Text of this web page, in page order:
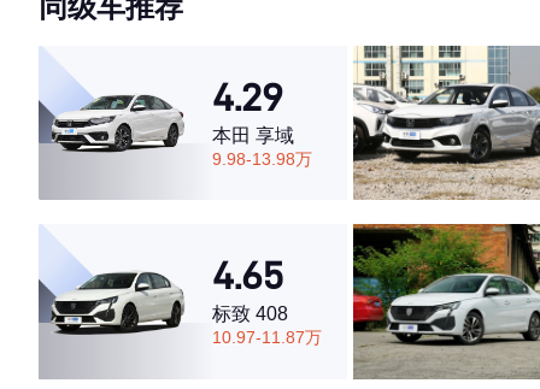
4.68
·外观表现一般，低于53%同级车
·内饰表现较为优秀，优于72%同级车
·空间表现较为优秀，优于79%同级车
同级车推荐
4.29
本田 享域
9.98-13.98万
4.65
标致 408
10.97-11.87万